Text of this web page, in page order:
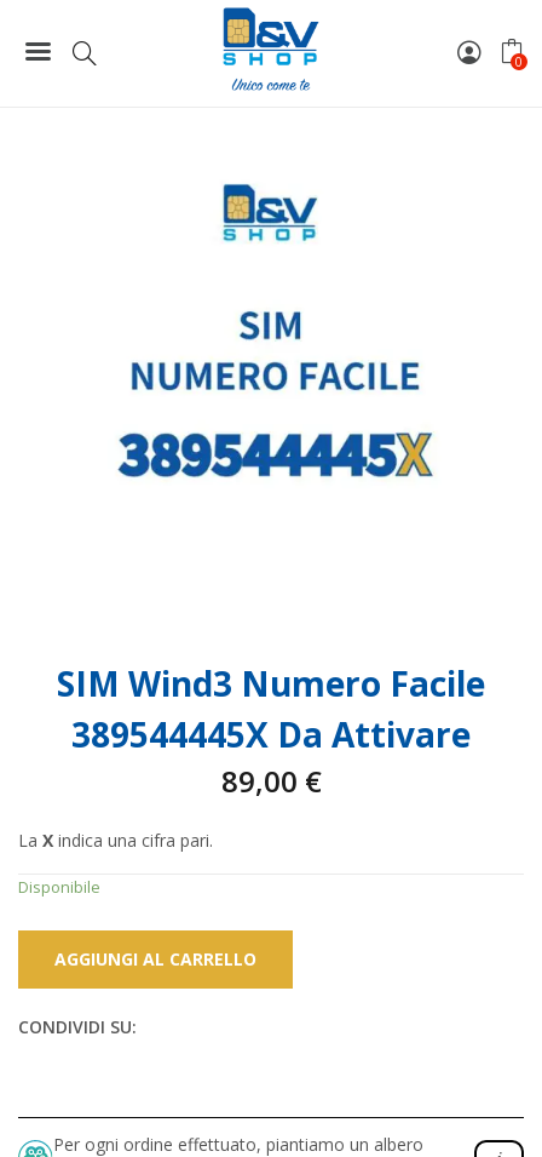
0
SIM Wind3 Numero Facile 389544445X Da Attivare
SIM Wind3 Numero Facile
389544445X Da Attivare
89,00 €
La X indica una cifra pari.
Disponibile
AGGIUNGI AL CARRELLO
CONDIVIDI SU:
Per ogni ordine effettuato, piantiamo un albero